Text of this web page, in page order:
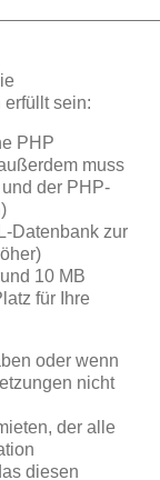
sein:
PHP
muss
der PHP-
Datenbank zur
10 MB
für Ihre
oder wenn
nicht
der alle
diesen